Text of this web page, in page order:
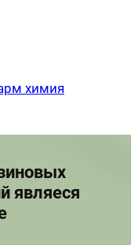
химия
являеся